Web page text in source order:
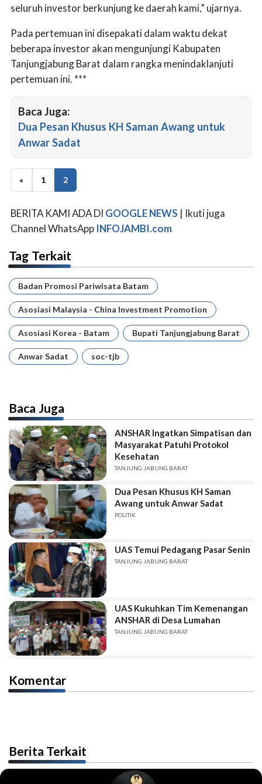
seluruh investor berkunjung ke daerah kami,” ujarnya.
Pada pertemuan ini disepakati dalam waktu dekat
beberapa investor akan mengunjungi Kabupaten
Tanjungjabung Barat dalam rangka menindaklanjuti
pertemuan ini. ***
Baca Juga:
Dua Pesan Khusus KH Saman Awang untuk
Anwar Sadat
« 1 2
BERITA KAMI ADA DI GOOGLE NEWS | Ikuti juga
Channel WhatsApp INFOJAMBI.com
Tag Terkait
Badan Promosi Pariwisata Batam
Asosiasi Malaysia - China Investment Promotion
Asosiasi Korea - Batam Bupati Tanjungjabung Barat
Anwar Sadat soc-tjb
Baca Juga
ANSHAR Ingatkan Simpatisan dan
Masyarakat Patuhi Protokol
Kesehatan
TANJUNG JABUNG BARAT
Dua Pesan Khusus KH Saman
Awang untuk Anwar Sadat
POLITIK
UAS Temui Pedagang Pasar Senin
TANJUNG JABUNG BARAT
UAS Kukuhkan Tim Kemenangan
ANSHAR di Desa Lumahan
TANJUNG JABUNG BARAT
Komentar
Berita Terkait